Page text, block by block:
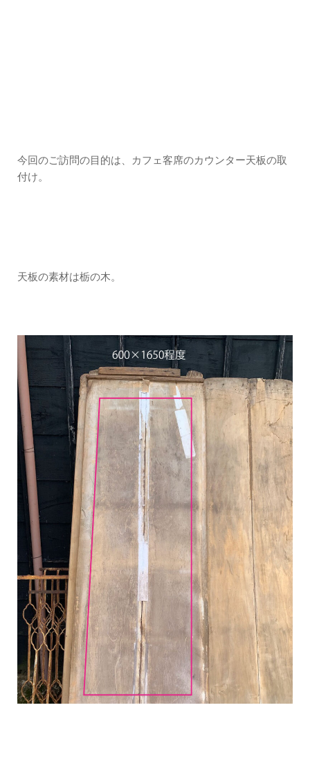
今回のご訪問の目的は、カフェ客席のカウンター天板の取
付け。
天板の素材は栃の木。